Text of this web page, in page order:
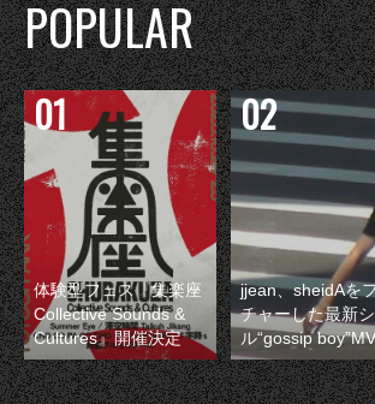
POPULAR
体験型フェス『集楽座
Collective Sounds &
Cultures』開催決定
jjean、sheidAを
チャーした最新
ル“gossip